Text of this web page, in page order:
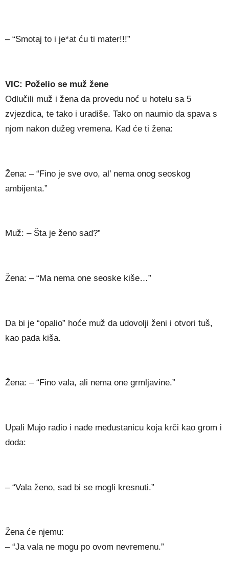
– “Smotaj to i je*at ću ti mater!!!”
VIC: Poželio se muž žene
Odlučili muž i žena da provedu noć u hotelu sa 5
zvjezdica, te tako i uradiše. Tako on naumio da spava s
njom nakon dužeg vremena. Kad će ti žena:
Žena: – “Fino je sve ovo, al’ nema onog seoskog
ambijenta.”
Muž: – Šta je ženo sad?”
Žena: – “Ma nema one seoske kiše…”
Da bi je “opalio” hoće muž da udovolji ženi i otvori tuš,
kao pada kiša.
Žena: – “Fino vala, ali nema one grmljavine.”
Upali Mujo radio i nađe međustanicu koja krči kao grom i
doda:
– “Vala ženo, sad bi se mogli kresnuti.”
Žena će njemu:
– “Ja vala ne mogu po ovom nevremenu.”